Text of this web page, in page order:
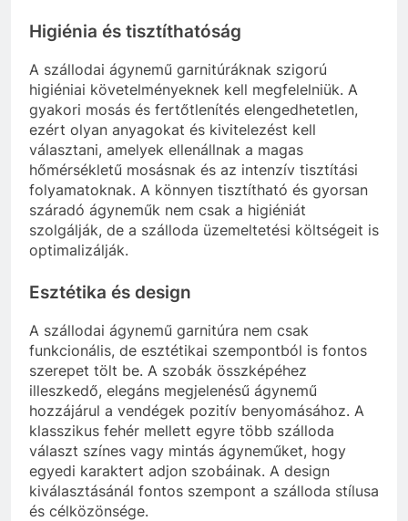
Higiénia és tisztíthatóság
A szállodai ágynemű garnitúráknak szigorú
higiéniai követelményeknek kell megfelelniük. A
gyakori mosás és fertőtlenítés elengedhetetlen,
ezért olyan anyagokat és kivitelezést kell
választani, amelyek ellenállnak a magas
hőmérsékletű mosásnak és az intenzív tisztítási
folyamatoknak. A könnyen tisztítható és gyorsan
száradó ágyneműk nem csak a higiéniát
szolgálják, de a szálloda üzemeltetési költségeit is
optimalizálják.
Esztétika és design
A szállodai ágynemű garnitúra nem csak
funkcionális, de esztétikai szempontból is fontos
szerepet tölt be. A szobák összképéhez
illeszkedő, elegáns megjelenésű ágynemű
hozzájárul a vendégek pozitív benyomásához. A
klasszikus fehér mellett egyre több szálloda
választ színes vagy mintás ágyneműket, hogy
egyedi karaktert adjon szobáinak. A design
kiválasztásánál fontos szempont a szálloda stílusa
és célközönsége.